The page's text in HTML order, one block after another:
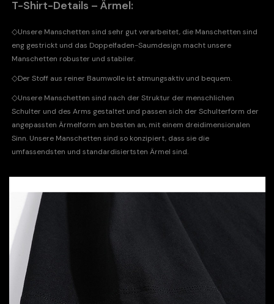
T-Shirt-Details – Ärmel:
◇Unsere Manschetten sind sehr gut verarbeitet, die Manschetten sind
eng gestrickt und das Doppelfaden-Saumdesign macht unsere
Manschetten robuster und stabiler.
◇Der Stoff aus reiner Baumwolle ist atmungsaktiv und bequem.
◇Unsere Manschetten sind nach der Struktur der menschlichen
Schulter und des Arms gestaltet und passen sich der Schulterform der
angepassten Ärmelform am besten an, mit einem dreidimensionalen
Sinn. Unsere Manschetten sind so konzipiert, dass sie die
umfassendsten und standardisiertsten Ärmel sind.